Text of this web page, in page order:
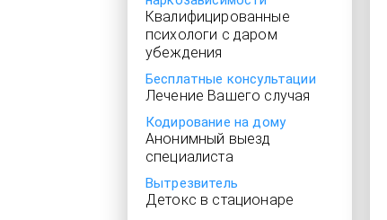
Квалифицированные
психологи с даром
убеждения
Бесплатные консультации
Лечение Вашего случая
Кодирование на дому
Анонимный выезд
специалиста
Вытрезвитель
Детокс в стационаре